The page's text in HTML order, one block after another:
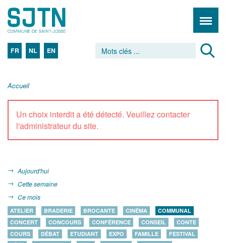
FR NL EN
Accueil
Un choix interdit a été détecté. Veuillez contacter
l'administrateur du site.
Aujourd'hui
Cette semaine
Ce mois
ATELIER BRADERIE BROCANTE CINÉMA
COMMUNAL
CONCERT
CONCOURS CONFÉRENCE CONSEIL
CONTE
COURS
DÉBAT ETUDIANT EXPO FAMILLE
FESTIVAL